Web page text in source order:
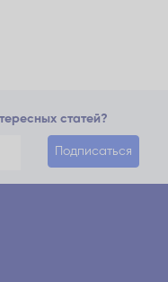
статей?
Подписаться